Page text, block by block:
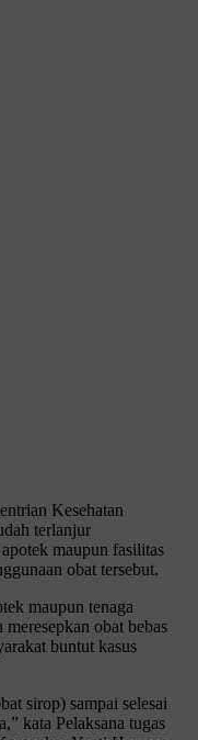
Kesehatan
terlanjur
maupun fasilitas
obat tersebut.
maupun tenaga
obat bebas
buntut kasus
sirop) sampai selesai
kata Pelaksana tugas